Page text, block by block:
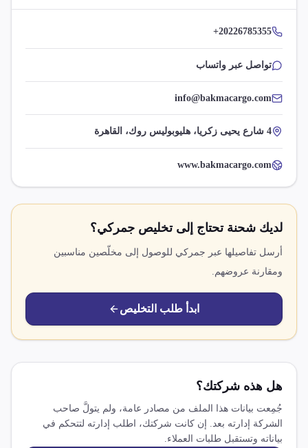
+20226785355
تواصل عبر واتساب
info@bakmacargo.com
4 شارع يحيى زكريا، هليوبوليس روك، القاهرة
www.bakmacargo.com
لديك شحنة تحتاج إلى تخليص جمركي؟
أرسل تفاصيلها عبر جمركي للوصول إلى مخلّصين مناسبين
ومقارنة عروضهم.
ابدأ طلب التخليص
هل هذه شركتك؟
جُمِعت بيانات هذا الملف من مصادر عامة، ولم يتولَّ صاحب
الشركة إدارته بعد. إن كانت شركتك، اطلب إدارته لتتحكم في
بياناته وتستقبل طلبات العملاء.